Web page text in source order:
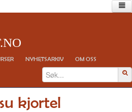
NYHETSARKIV OM OSS
kjortel